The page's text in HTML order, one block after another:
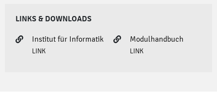
LINKS & DOWNLOADS
Institut für Informatik
LINK
Modulhandbuch
LINK